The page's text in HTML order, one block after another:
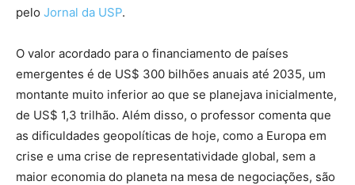
pelo Jornal da USP.
O valor acordado para o financiamento de países
emergentes é de US$ 300 bilhões anuais até 2035, um
montante muito inferior ao que se planejava inicialmente,
de US$ 1,3 trilhão. Além disso, o professor comenta que
as dificuldades geopolíticas de hoje, como a Europa em
crise e uma crise de representatividade global, sem a
maior economia do planeta na mesa de negociações, são